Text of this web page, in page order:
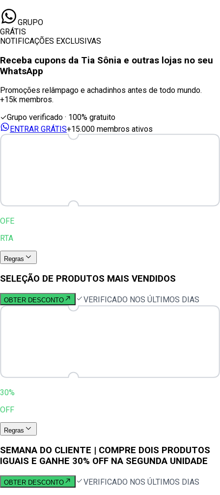
GRUPO
GRÁTIS
NOTIFICAÇÕES EXCLUSIVAS
Receba cupons da Tia Sônia e outras lojas no seu
WhatsApp
Promoções relâmpago e achadinhos antes de todo mundo.
+15k membros.
✓Grupo verificado · 100% gratuito
ENTRAR GRÁTIS+15.000 membros ativos
OFE
RTA
Regras
SELEÇÃO DE PRODUTOS MAIS VENDIDOS
OBTER DESCONTO VERIFICADO NOS ÚLTIMOS DIAS
30%
OFF
Regras
SEMANA DO CLIENTE | COMPRE DOIS PRODUTOS
IGUAIS E GANHE 30% OFF NA SEGUNDA UNIDADE
OBTER DESCONTO
VERIFICADO NOS ÚLTIMOS DIAS